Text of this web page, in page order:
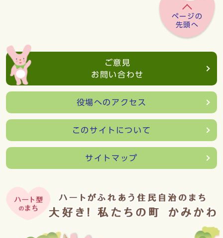
ページの
先頭へ
ご意見
お問い合わせ
役場へのアクセス
このサイトについて
サイトマップ